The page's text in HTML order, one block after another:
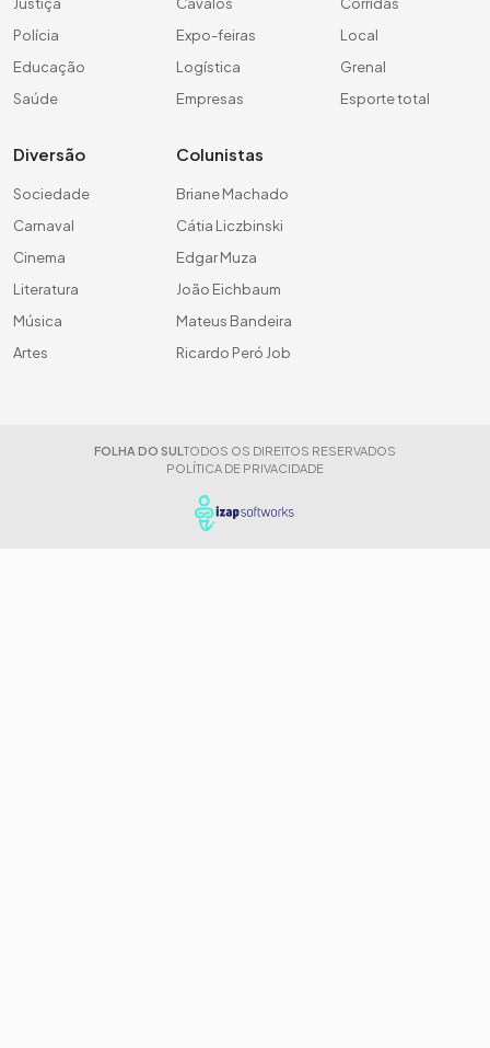
Justiça
Polícia
Educação
Saúde
Cavalos
Expo-feiras
Logística
Empresas
Corridas
Local
Grenal
Esporte total
Diversão
Sociedade
Carnaval
Cinema
Literatura
Música
Artes
Colunistas
Briane Machado
Cátia Liczbinski
Edgar Muza
João Eichbaum
Mateus Bandeira
Ricardo Peró Job
FOLHA DO SUL TODOS OS DIREITOS RESERVADOS
POLÍTICA DE PRIVACIDADE